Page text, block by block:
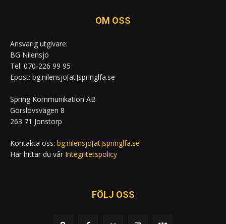
OM OSS
Ansvarig utgivare:
BG Nilensjö
Tel: 070-226 99 95
Epost: bg.nilensjo[at]springlfa.se
Spring Kommunikation AB
Görslövsvägen 8
263 71 Jonstorp
Kontakta oss: bg.nilensjo[at]springlfa.se
Här hittar du vår Integritetspolicy
FÖLJ OSS